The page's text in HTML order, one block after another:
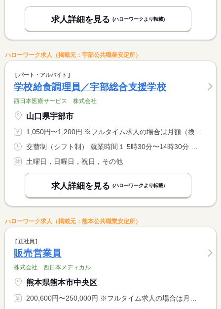
求人詳細を見る (ハローワークより転載)
ハローワーク求人（掲載元：宇部公共職業安定所）
パート・アルバイト
学校給食調理員／宇部総合支援学校
西日本医療サービス 株式会社
山口県宇部市
1,050円〜1,200円 ※フルタイム求人の場合は月額（換算額）、パート求人の場合は時間額を表示しています。
土曜日，日曜日，祝日，その他
求人詳細を見る (ハローワークより転載)
ハローワーク求人（掲載元：熊本公共職業安定所）
正社員
販売営業員
株式会社 西日本メディカル
熊本県熊本市中央区
200,600円〜250,000円 ※フルタイム求人の場合は月額（換算額）、パート求人の場合は時間額を表示しています。